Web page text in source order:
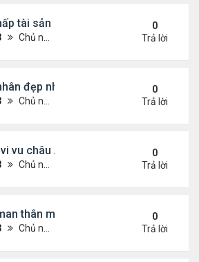
tài sản của dv Đức Tiến
Chủ nhật Tháng 7 26, 2026 4:52 pm
0
Trả lời
đẹp như búp bê bỏ showbiz lấy
Chủ nhật Tháng 7 26, 2026 4:49 pm
0
Trả lời
vu châu Âu
Chủ nhật Tháng 7 26, 2026 4:40 pm
0
Trả lời
thân mật bên bf doanh nhân
Chủ nhật Tháng 7 26, 2026 4:34 pm
0
Trả lời